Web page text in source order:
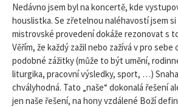
Nedávno jsem byl na koncertě, kde
houslistka. Se zřetelnou naléhavostí jsem
mistrovské provedení dokáže rezonovat s
Věřím, že každý zažil nebo zažívá v pro
podobné zážitky (může to být umění,
liturgika, pracovní výsledky, sport, …)
chvályhodná. Tato „naše“ dokonalá řešení
jen naše řešení, na hony vzdálené Boží